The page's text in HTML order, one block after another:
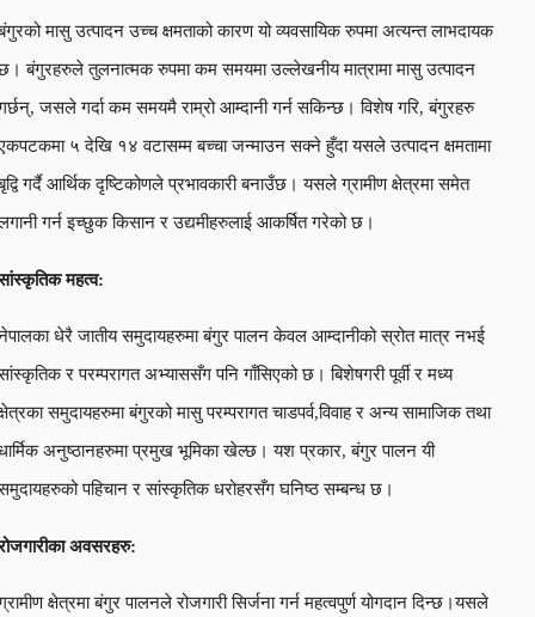
मासु उत्पादन उच्च क्षमताको कारण यो व्यवसायिक रुपमा अत्यन्त लाभदायक
बंगुरहरुले तुलनात्मक रुपमा कम समयमा उल्लेखनीय मात्रामा मासु उत्पादन
जसले गर्दा कम समयमै राम्रो आम्दानी गर्न सकिन्छ। विशेष गरि, बंगुरहरु
५ देखि १४ वटासम्म बच्चा जन्माउन सक्ने हुँदा यसले उत्पादन क्षमतामा
गर्दै आर्थिक दृष्टिकोणले प्रभावकारी बनाउँछ। यसले ग्रामीण क्षेत्रमा समेत
गर्न इच्छुक किसान र उद्यमीहरुलाई आकर्षित गरेको छ।
महत्व:
धेरै जातीय समुदायहरुमा बंगुर पालन केवल आम्दानीको स्रोत मात्र नभई
र परम्परागत अभ्याससँग पनि गाँसिएको छ। बिशेषगरी पूर्वी र मध्य
समुदायहरुमा बंगुरको मासु परम्परागत चाडपर्व,विवाह र अन्य सामाजिक तथा
अनुष्ठानहरुमा प्रमुख भूमिका खेल्छ। यश प्रकार, बंगुर पालन यी
पहिचान र सांस्कृतिक धरोहरसँग घनिष्ठ सम्बन्ध छ।
अवसरहरु:
क्षेत्रमा बंगुर पालनले रोजगारी सिर्जना गर्न महत्वपुर्ण योगदान दिन्छ।यसले